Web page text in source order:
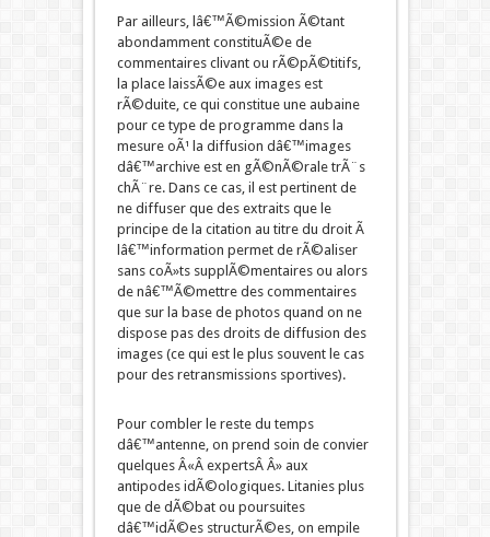
Par ailleurs, lâ€™Ã©mission Ã©tant
abondamment constituÃ©e de
commentaires clivant ou rÃ©pÃ©titifs,
la place laissÃ©e aux images est
rÃ©duite, ce qui constitue une aubaine
pour ce type de programme dans la
mesure oÃ¹ la diffusion dâ€™images
dâ€™archive est en gÃ©nÃ©rale trÃ¨s
chÃ¨re. Dans ce cas, il est pertinent de
ne diffuser que des extraits que le
principe de la citation au titre du droit Ã
lâ€™information permet de rÃ©aliser
sans coÃ»ts supplÃ©mentaires ou alors
de nâ€™Ã©mettre des commentaires
que sur la base de photos quand on ne
dispose pas des droits de diffusion des
images (ce qui est le plus souvent le cas
pour des retransmissions sportives).
Pour combler le reste du temps
dâ€™antenne, on prend soin de convier
quelques Â«Â expertsÂ Â» aux
antipodes idÃ©ologiques. Litanies plus
que de dÃ©bat ou poursuites
dâ€™idÃ©es structurÃ©es, on empile